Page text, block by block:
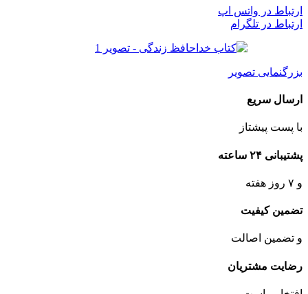
ارتباط در واتس اپ
ارتباط در تلگرام
بزرگنمایی تصویر
ارسال سریع
با پست پیشتاز
پشتیبانی ۲۴ ساعته
و ۷ روز هفته
تضمین کیفیت
و تضمین اصالت
رضایت مشتریان